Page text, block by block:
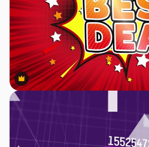
Premium
Premium